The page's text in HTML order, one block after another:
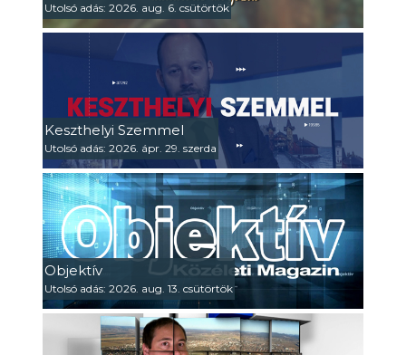
Utolsó adás: 2026. aug. 6. csütörtök
Keszthelyi Szemmel
Utolsó adás: 2026. ápr. 29. szerda
Objektív
Utolsó adás: 2026. aug. 13. csütörtök